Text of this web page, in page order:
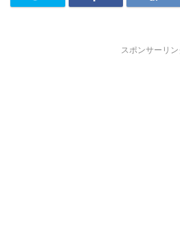
スポンサーリン